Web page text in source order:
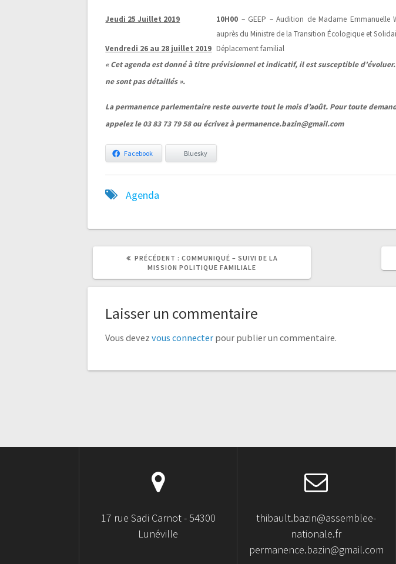
Jeudi 25 Juillet 2019 10H00 – GEEP – Audition de Madame Emmanuelle
auprès du Ministre de la Transition Écologique et
Vendredi 26 au 28 juillet 2019 Déplacement familial
« Cet agenda est donné à titre prévisionnel et indicatif, il est susceptible
ne sont pas détaillés ».
La permanence parlementaire reste ouverte tout le mois d’août. Pour toute
appelez le 03 83 73 79 58 ou écrivez à permanence.bazin@gmail.com
Facebook Bluesky
Agenda
PRÉCÉDENT :
ARTICLE
PRÉCÉDENT
COMMUNIQUÉ – SUIVI DE LA
MISSION POLITIQUE FAMILIALE
ARTICLE
Laisser un commentaire
Vous devezvous connecter pour publier un commentaire.
17 rue Sadi Carnot - 54300
Lunéville
thibault.bazin@assemblee-
nationale.fr
permanence.bazin@gmail.com